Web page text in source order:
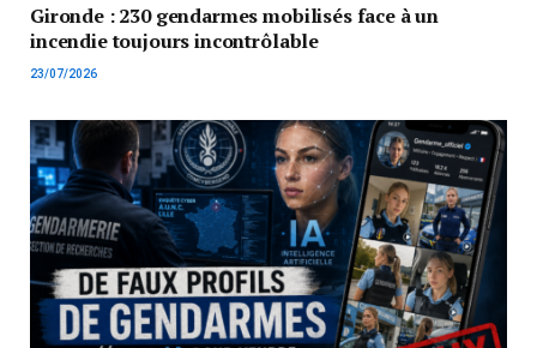
Gironde : 230 gendarmes mobilisés face à un
incendie toujours incontrôlable
23/07/2026